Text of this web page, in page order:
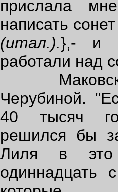
прислала
написать
(итал.).},- и
работали над
Черубиной.
40 тысяч
решился бы
Лиля в
одиннадцать